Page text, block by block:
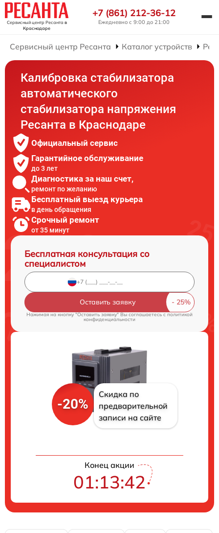
Сервисный центр Ресанта в
Краснодаре
+7 (861) 212-36-12
Ежедневно с 9:00 до 21:00
Сервисный центр Ресанта Каталог устройств
Калибровка стабилизатора
автоматического
стабилизатора напряжения
Ресанта в Краснодаре
Официальный сервис
Гарантийное обслуживание
до 3 лет
Диагностика за наш счет,
ремонт по желанию
Бесплатный выезд курьера
в день обращения
Срочный ремонт
от 35 минут
Бесплатная консультация со
специалистом
Оставить заявку
Нажимая на кнопку "Оставить заявку" Вы соглашаетесь cполитикой
конфиденциальности
-20%
Скидка по
предварительной
записи на сайте
Конец акции
01:13:41